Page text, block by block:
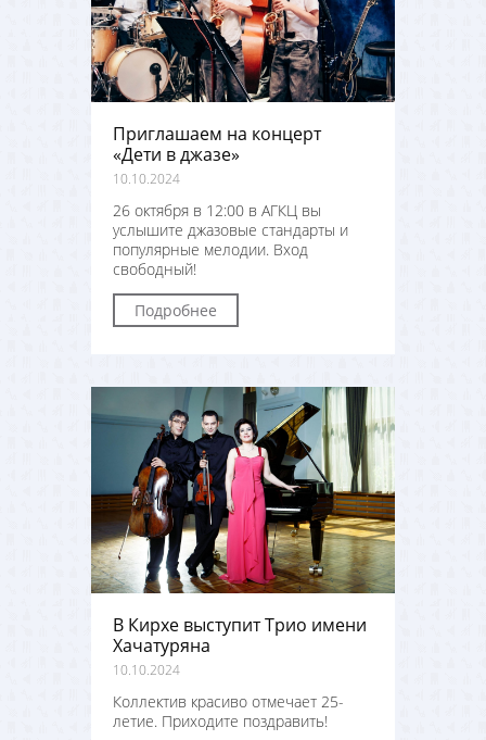
Приглашаем на концерт
«Дети в джазе»
10.10.2024
26 октября в 12:00 в АГКЦ вы
услышите джазовые стандарты и
популярные мелодии. Вход
свободный!
Подробнее
В Кирхе выступит Трио имени
Хачатуряна
10.10.2024
Коллектив красиво отмечает 25-
летие. Приходите поздравить!